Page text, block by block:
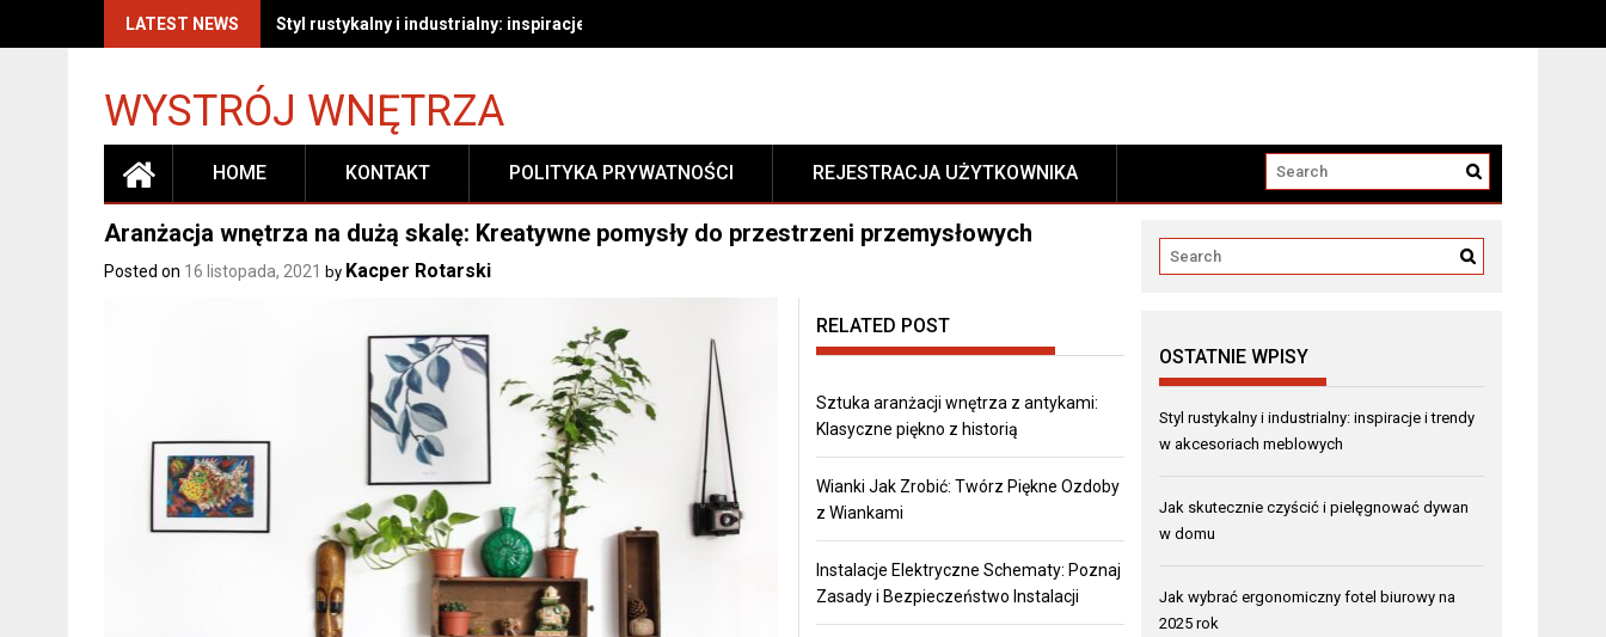
LATEST NEWS Jak skutecznie czyścić i pielęgnować dywan w domu
WYSTRÓJ WNĘTRZA
HOME KONTAKT POLITYKA PRYWATNOŚCI REJESTRACJA UŻYTKOWNIKA
Aranżacja wnętrza na dużą skalę: Kreatywne pomysły do przestrzeni przemysłowych
Posted on 16 listopada, 2021 by Kacper Rotarski
RELATED POST
Sztuka aranżacji wnętrza z antykami:
Klasyczne piękno z historią
Wianki Jak Zrobić: Twórz Piękne Ozdoby
z Wiankami
Instalacje Elektryczne Schematy: Poznaj
Zasady i Bezpieczeństwo Instalacji
OSTATNIE WPISY
Styl rustykalny i industrialny: inspiracje i trendy
w akcesoriach meblowych
Jak skutecznie czyścić i pielęgnować dywan
w domu
Jak wybrać ergonomiczny fotel biurowy na
2025 rok